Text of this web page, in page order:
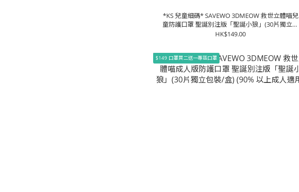
*KS 兒童細碼* SAVEWO 3DMEOW 救世立體喵兒
童防護口罩 聖誕別注版「聖誕小狼」(30片獨立包
裝/盒) (2-6歲適用)
HK$149.00
$149 口罩買二送一專區口罩